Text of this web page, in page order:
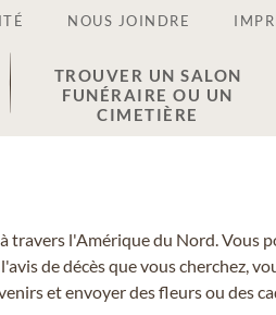
NOUS JOINDRE
TROUVER UN SALON
FUNÉRAIRE OU UN
CIMETIÈRE
travers l'Amérique du Nord. Vous
de décès que vous cherchez,
et envoyer des fleurs ou des